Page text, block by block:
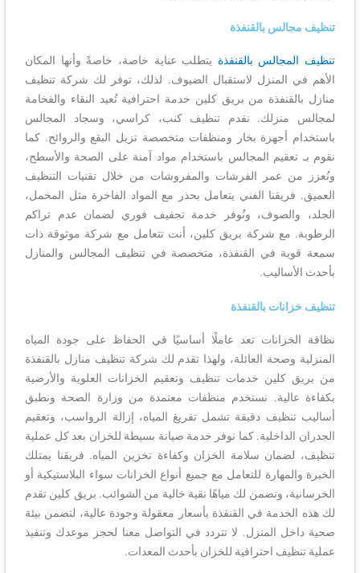
تنظيف مجالس بالقنفذة
تنظيف المجالس بالقنفذة يتطلب عناية خاصة، خاصةً وأنها المكان
الأهم في المنزل لاستقبال الضيوف. لذلك، توفر لك شركة تنظيف
منازل بالقنفذة من بريق كلين خدمة احترافية تُعيد النقاء والفخامة
لمجالس منزلك. نقدم تنظيف كنب، كراسي، وسجاد المجالس
باستخدام أجهزة بخار ومنظفات متخصصة تزيل البقع والروائح. كما
نقوم بـ تعقيم المجالس باستخدام مواد آمنة على الصحة والأسطح،
ونُعزز من عمر الفرشات والمفروشات من خلال تقنيات التنظيف
العميق. فريقنا الفني يتعامل بحذر مع المواد الفاخرة مثل المخمل،
الجلد، والصوف، ونُوفر خدمة تجفيف فوري لضمان عدم تراكم
الرطوبة. مع شركة بريق كلين، أنت تتعامل مع شركة موثوقة ذات
سمعة قوية في القنفذة، متخصصة في تنظيف المجالس والمنازل
بأحدث الأساليب.
تنظيف خزانات بالقنفذة
نظافة الخزانات تعد عاملًا أساسيًا في الحفاظ على جودة المياه
المنزلية وصحة العائلة، ولهذا تقدم لك شركة تنظيف منازل بالقنفذة
من بريق كلين خدمات تنظيف وتعقيم الخزانات العلوية والأرضية
بكفاءة عالية. نستخدم منظفات معتمدة من وزارة الصحة ونطبق
أساليب تنظيف دقيقة تشمل تفريغ المياه، إزالة الرواسب، وتعقيم
الجدران الداخلية. كما نوفر خدمة صيانة بسيطة للخزان بعد كل عملية
تنظيف، لضمان سلامة الخزان وكفاءة تخزين المياه. فريقنا يمتلك
الخبرة والمهارة للتعامل مع جميع أنواع الخزانات سواء البلاستيكية أو
الخرسانية، ونضمن لك مياهًا نقية خالية من الشوائب. بريق كلين تقدم
لك هذه الخدمة في القنفذة بأسعار معقولة وجودة عالية، لتضمن بيئة
صحية داخل المنزل. لا تتردد في التواصل معنا لحجز موعدك وتنفيذ
عملية تنظيف احترافية للخزان بأحدث المعدات.